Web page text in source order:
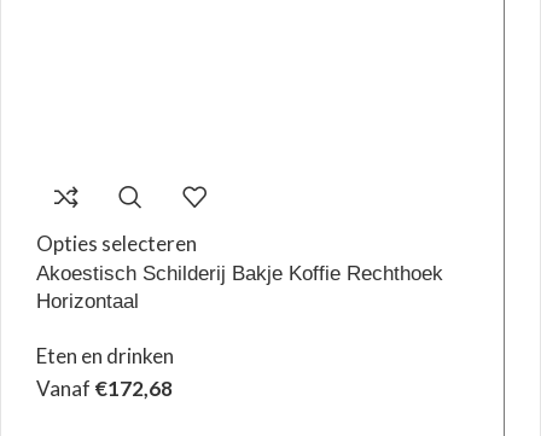
Opties selecteren
Akoestisch Schilderij Bakje Koffie Rechthoek
Horizontaal
Eten en drinken
Vanaf €172,68